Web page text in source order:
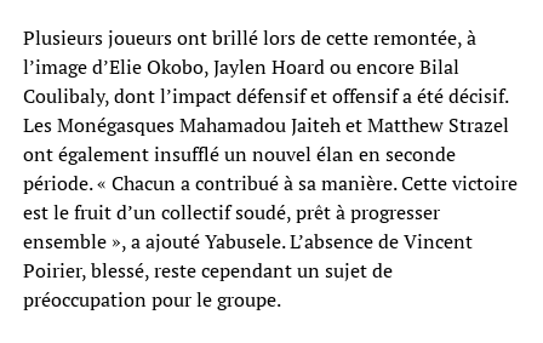
Plusieurs joueurs ont brillé lors de cette remontée, à
l’image d’Elie Okobo, Jaylen Hoard ou encore Bilal
Coulibaly, dont l’impact défensif et offensif a été décisif.
Les Monégasques Mahamadou Jaiteh et Matthew Strazel
ont également insufflé un nouvel élan en seconde
période. « Chacun a contribué à sa manière. Cette victoire
est le fruit d’un collectif soudé, prêt à progresser
ensemble », a ajouté Yabusele. L’absence de Vincent
Poirier, blessé, reste cependant un sujet de
préoccupation pour le groupe.